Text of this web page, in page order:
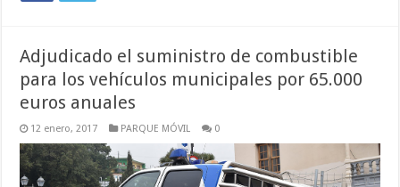
Adjudicado el suministro de combustible
para los vehículos municipales por 65.000
euros anuales
12 enero, 2017 PARQUE MÓVIL 0